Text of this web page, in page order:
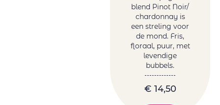
blend Pinot Noir/
chardonnay is
een streling voor
de mond. Fris,
floraal, puur, met
levendige
bubbels.
€ 14,50